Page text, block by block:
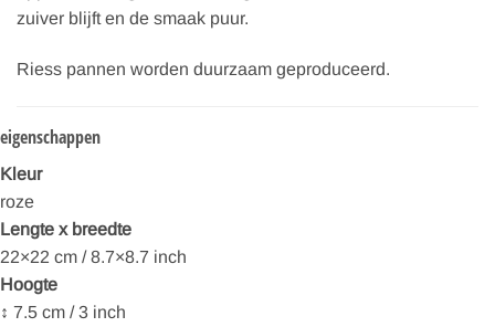
zuiver blijft en de smaak puur.
Riess pannen worden duurzaam geproduceerd.
eigenschappen
Kleur
roze
Lengte x breedte
22×22 cm / 8.7×8.7 inch
Hoogte
↕ 7.5 cm / 3 inch